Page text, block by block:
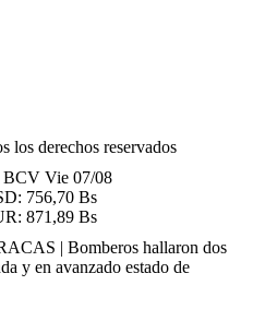
los derechos reservados
BCV Vie 07/08
756,70 Bs
871,89 Bs
| Bomberos hallaron dos
y en avanzado estado de